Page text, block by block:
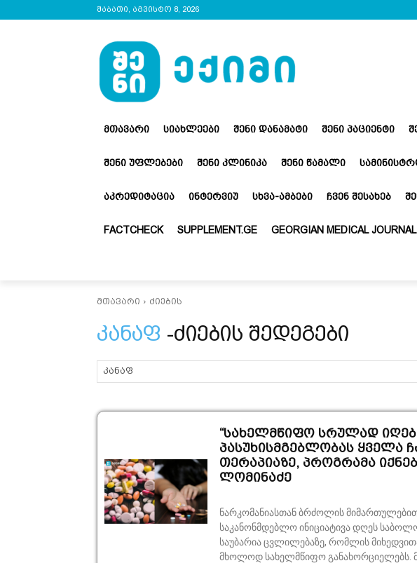
შაბათი, აგვისტო 8, 2026
ᲛᲗᲐᲕᲐᲠᲘ ᲡᲘᲐᲮᲚᲔᲔᲑᲘ ᲨᲔᲜᲘ ᲓᲐᲜᲐᲛᲐᲢᲘ ᲨᲔᲜᲘ ᲞᲐᲪᲘᲔᲜᲢᲘ
ᲨᲔᲜᲘ ᲣᲤᲚᲔᲑᲔᲑᲘ ᲨᲔᲜᲘ ᲙᲚᲘᲜᲘᲙᲐ ᲨᲔᲜᲘ ᲬᲐᲛᲐᲚᲘ
ᲐᲙᲠᲔᲓᲘᲢᲐᲪᲘᲐ ᲘᲜᲢᲔᲠᲕᲘᲣ ᲡᲮᲕᲐ-ᲐᲛᲑᲔᲑᲘ ᲩᲕᲔᲜ ᲨᲔᲡᲐᲮᲔᲑ
FACTCHECK SUPPLEMENT.GE GEORGIAN MEDICAL JOURNAL
მთავარი ძიების
კანაფ -ძიების შედეგები
“სახელმწიფო სრულად
პასუხისმგებლობას ყველა
თერაპიაზე, პროგრამა
ლომინაძე
ნარკომანიასთან ბრძოლის
საკანონმდებლო ინიციატივა დღეს
საუბარია ცვლილებაზე, რომლის
მხოლოდ სახელმწიფო განახორციელებს.